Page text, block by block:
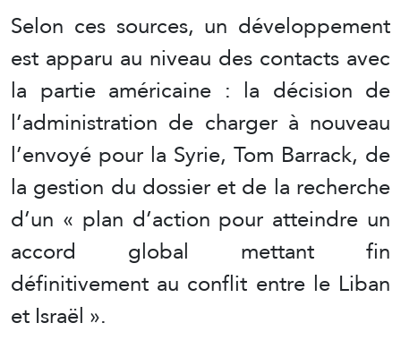
Selon ces sources, un développement
est apparu au niveau des contacts avec
la partie américaine : la décision de
l’administration de charger à nouveau
l’envoyé pour la Syrie, Tom Barrack, de
la gestion du dossier et de la recherche
d’un « plan d’action pour atteindre un
accord global mettant fin
définitivement au conflit entre le Liban
et Israël ».